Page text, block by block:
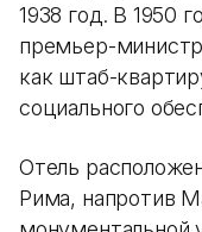
1938 год. В 1950
премьер-
как штаб-
социального
Отель
Рима, напротив